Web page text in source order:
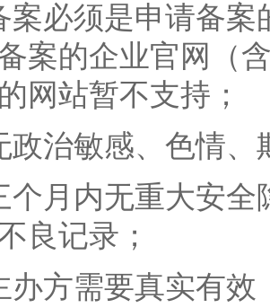
案必须是申请备
案的企业官网（
网站暂不支持；
政治敏感、色情
个月内无重大安
良记录；
办方需要真实有